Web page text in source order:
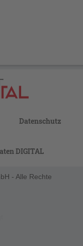
Datenschutz
DIGITAL
- Alle Rechte